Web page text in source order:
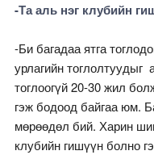
-Та аль нэг клубийн
-Би багадаа ятга
урлагийн тоглолтуудыг
тоглоогүй 20-30 жил
гэж бодоод байгаа юм.
мөрөөдөл бий. Харин
клубийн гишүүн болно